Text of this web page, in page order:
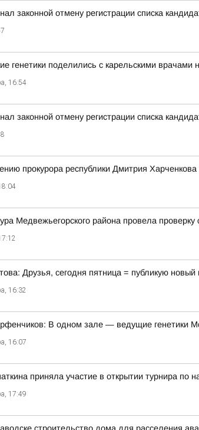
законной отмену регистрации списка
генетики поделились с карельскими
16:54
законной отмену регистрации списка
прокурора республики Дмитрия
Медвежьегорского района провела
Друзья, сегодня пятница = публикую новый
16:32
В одном зале — ведущие генетики
16:07
приняла участие в открытии турнира по
17:49